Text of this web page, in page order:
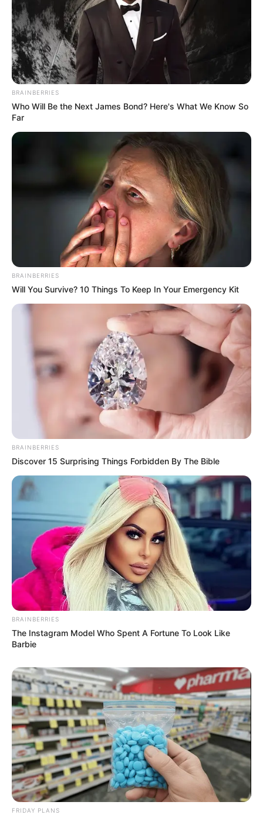
ดูดวงรายวัน
อ.รักษ์เลขเด็ด งวด 1 – 15 ก.ค. 68
รางวัลใหญ่ใกล้ฉัน จะเป็นของใคร ?
อ.รักษ์เลขเด็ด งวด 2 – 15 พ.ค. 68
รางวัลใหญ่ใกล้ฉัน จะเป็นของใคร ?
MThai เชื่อในสิ่งที่ทำ ทำในสิ่งที่เชื่อ
รับข่าวสารเลขมงคล สถิติเลขดัง ดวงรายวัน รายเดือน รายปี
พร้อมแนะนำวิธีเสริมดวง
ลุ้นรับรางวัลจากกิจกรรมเสริมความเป็นมงคลให้กับตัวท่านเอง
เปิดสมัครสมาชิก (ฟรี) เร็วๆนี้
LEGAL
นโยบายคุกกี้
นโยบายการคุ้มครองข้อมูลส่วนบุคคล
ติดต่อเรา
เกี่ยวกับเอ็มไทย
วัดสวย
วัดสวยเชียงใหม่
ทำนายฝัน
สถิติหวยรายเดือน
ดวงรายวัน
บทสวดมนต์
วิธีบนไอ้ไข่
ไหว้ท้าวเวสสุวรรณ
วิธีไหว้วัดแขก
BRAINBERRIES
Who Will Be the Next James Bond? Here's What We Know So
Far
BRAINBERRIES
Will You Survive? 10 Things To Keep In Your Emergency Kit
BRAINBERRIES
Discover 15 Surprising Things Forbidden By The Bible
BRAINBERRIES
The Instagram Model Who Spent A Fortune To Look Like
Barbie
FRIDAY PLANS